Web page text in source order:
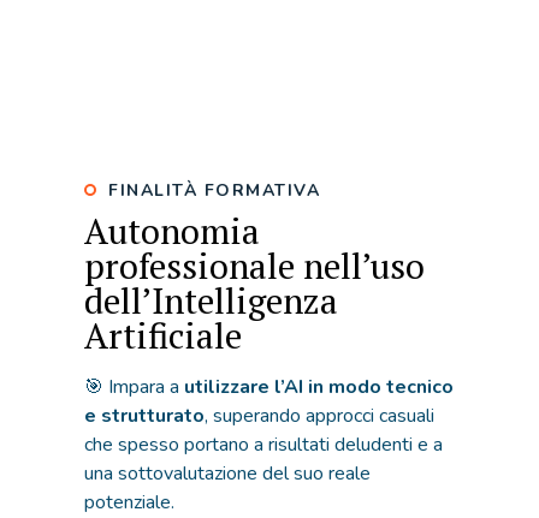
FINALITÀ FORMATIVA
Autonomia
professionale nell’uso
dell’Intelligenza
Artificiale
🎯 Impara a utilizzare l’AI in modo tecnico
e strutturato, superando approcci casuali
che spesso portano a risultati deludenti e a
una sottovalutazione del suo reale
potenziale.